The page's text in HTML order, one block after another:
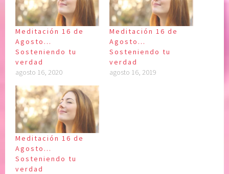
Meditación 16 de
Agosto…
Sosteniendo tu
verdad
agosto 16, 2020
Meditación 16 de
Agosto…
Sosteniendo tu
verdad
agosto 16, 2019
Meditación 16 de
Agosto…
Sosteniendo tu
verdad